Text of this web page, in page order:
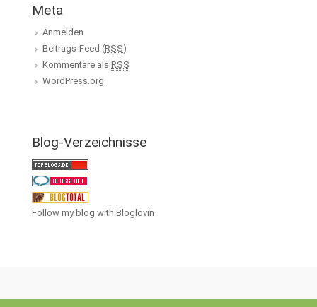
Meta
Anmelden
Beitrags-Feed (RSS)
Kommentare als RSS
WordPress.org
Blog-Verzeichnisse
Follow my blog with Bloglovin